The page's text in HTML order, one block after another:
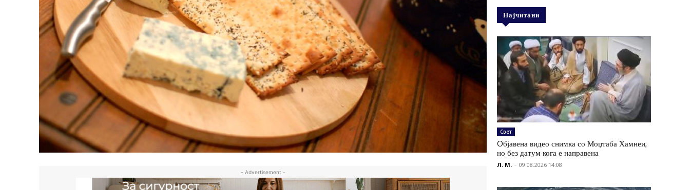
- Advertisement -
Најчитани
Свет
Oбјавена видео снимка со Моџтаба Хамнеи,
но без датум кога е направена
Л. М. - 09.08.2026 14:08